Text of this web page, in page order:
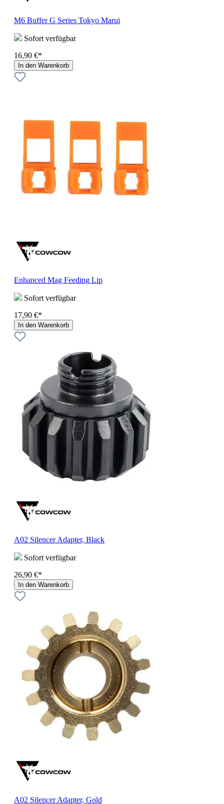
M6 Buffer G Series Tokyo Marui
Sofort verfügbar
16,90 €*
In den Warenkorb
Enhanced Mag Feeding Lip
Sofort verfügbar
17,90 €*
In den Warenkorb
A02 Silencer Adapter, Black
Sofort verfügbar
26,90 €*
In den Warenkorb
A02 Silencer Adapter, Gold